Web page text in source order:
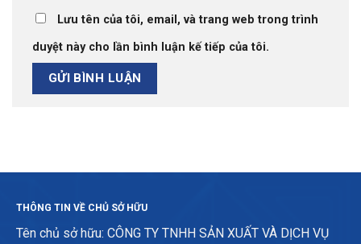
Lưu tên của tôi, email, và trang web trong trình
duyệt này cho lần bình luận kế tiếp của tôi.
THÔNG TIN VỀ CHỦ SỞ HỮU
Tên chủ sở hữu: CÔNG TY TNHH SẢN XUẤT VÀ DỊCH VỤ